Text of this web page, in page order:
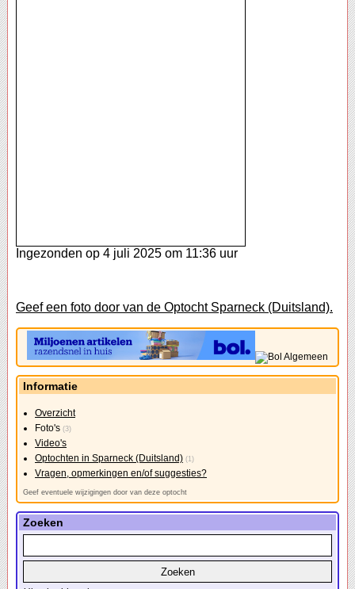
Ingezonden op 4 juli 2025 om 11:36 uur
Geef een foto door van de Optocht Sparneck (Duitsland).
Informatie
Overzicht
Foto's (3)
Video's
Optochten in Sparneck (Duitsland) (1)
Vragen, opmerkingen en/of suggesties?
Geef eventuele wijzigingen door van deze optocht
Zoeken